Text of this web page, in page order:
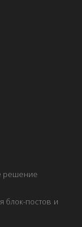
решение
блок-постов и